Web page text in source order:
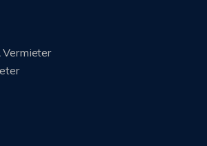
Vermieter